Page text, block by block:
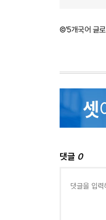
©'5개국어 글로
댓글 0